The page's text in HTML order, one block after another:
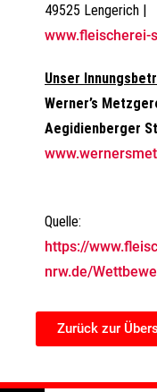
49525 Lengerich |
www.fleischerei-
Unser
Werner’s
Aegidienberger
Quelle:
https://
nrw.de/
Zurück zur